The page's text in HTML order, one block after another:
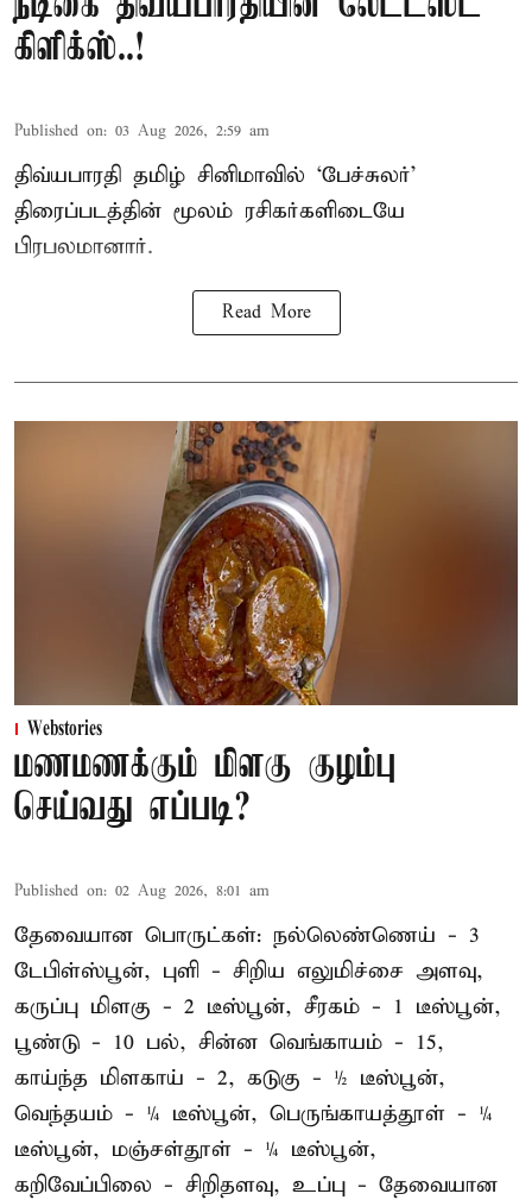
கிளிக்ஸ்..!
Published on: 03 Aug 2026, 2:59 am
திவ்யபாரதி தமிழ் சினிமாவில் ‘பேச்சுலர்’
திரைப்படத்தின் மூலம் ரசிகர்களிடையே
பிரபலமானார்.
Read More
Webstories
மணமணக்கும் மிளகு குழம்பு
செய்வது எப்படி?
Published on: 02 Aug 2026, 8:01 am
தேவையான பொருட்கள்: நல்லெண்ணெய் - 3
டேபிள்ஸ்பூன், புளி - சிறிய எலுமிச்சை அளவு,
கருப்பு மிளகு - 2 டீஸ்பூன், சீரகம் - 1 டீஸ்பூன்,
பூண்டு - 10 பல், சின்ன வெங்காயம் - 15,
காய்ந்த மிளகாய் - 2, கடுகு - ½ டீஸ்பூன்,
வெந்தயம் - ¼ டீஸ்பூன், பெருங்காயத்தூள் - ¼
டீஸ்பூன், மஞ்சள்தூள் - ¼ டீஸ்பூன்,
கறிவேப்பிலை - சிறிதளவு, உப்பு - தேவையான